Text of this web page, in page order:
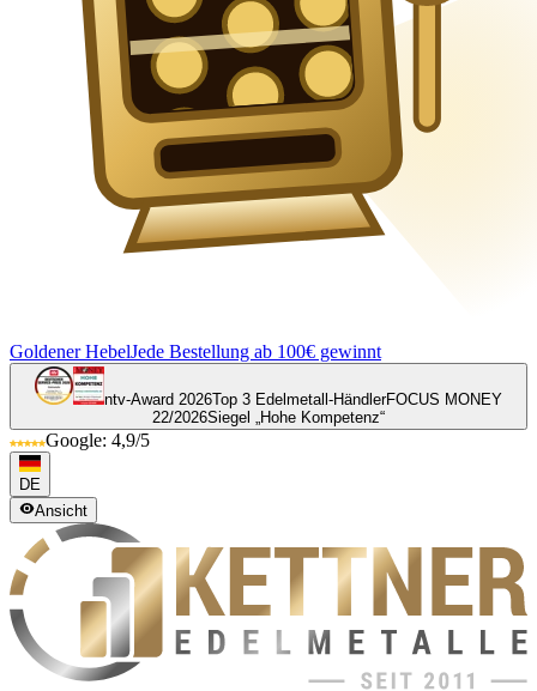
Goldener HebelJede Bestellung ab 100€ gewinnt
ntv-Award 2026Top 3 Edelmetall-HändlerFOCUS MONEY
22/2026Siegel „Hohe Kompetenz“
Google: 4,9/5
DE
Ansicht